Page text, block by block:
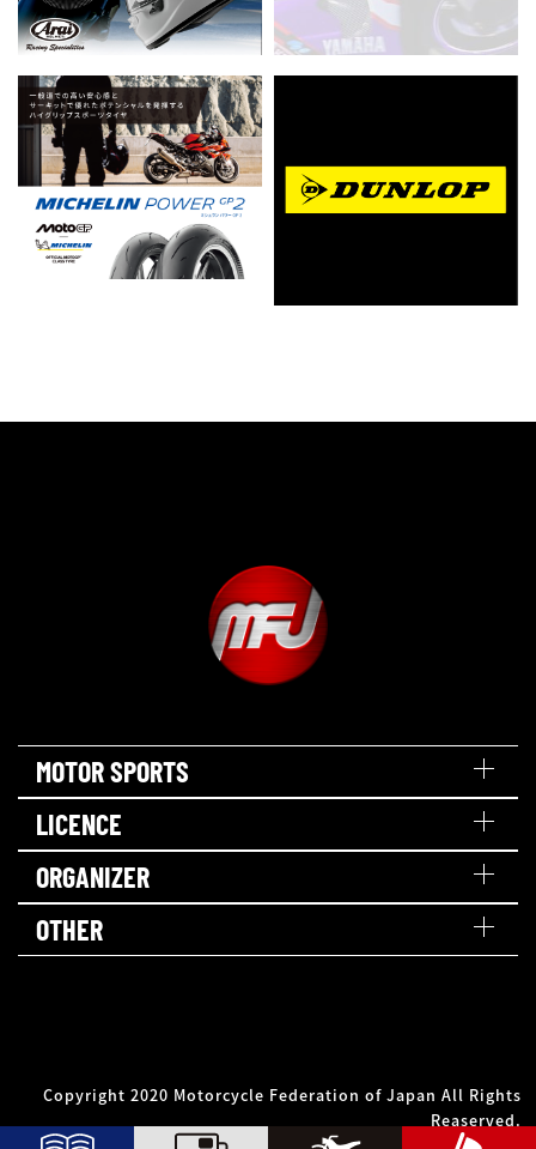
MOTOR SPORTS
LICENCE
ORGANIZER
OTHER
Copyright 2020 Motorcycle Federation of Japan All Rights
Reaserved.